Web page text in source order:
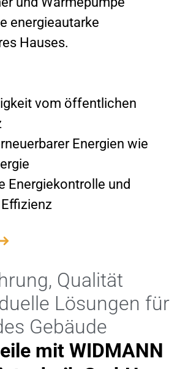
energieautarke
Hauses.
vom öffentlichen
Energien wie
Energiekontrolle und
Qualität
Lösungen für
Gebäude
mit WIDMANN
WIDMANN KI Support